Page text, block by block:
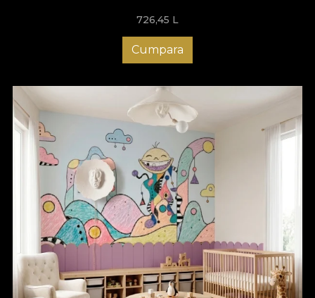
726,45 L
Cumpara